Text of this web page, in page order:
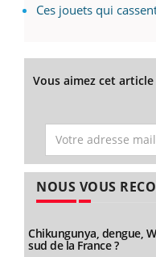
Ces jouets qui
Vous aimez cet
NOUS VOUS
Chikungunya, dengue,
sud de la France ?